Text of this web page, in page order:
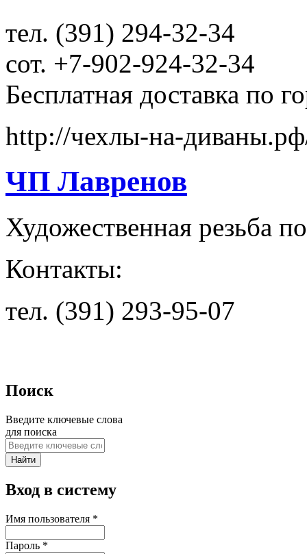
тел. (391) 294-32-34
сот. +7-902-924-32-34
Бесплатная доставка по
http://чехлы-на-
ЧП Лавренов
Художественная резьба
Контакты:
тел. (391) 293-95-07
Поиск
Введите ключевые слова
для поиска
Вход в систему
Имя пользователя *
Пароль *